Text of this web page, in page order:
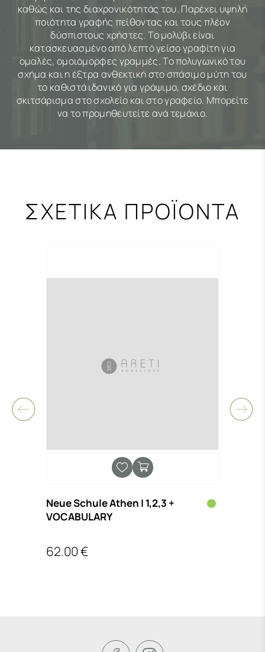
καθώς και της διαχρονικότητάς του. Παρέχει υψηλή
ποιότητα γραφής πείθοντας και τους πλέον
δύσπιστους χρήστες. Το μολύβι είναι
κατασκευασμένο από λεπτό γείσο γραφίτη για
ομαλές, ομοιόμορφες γραμμές. Το πολυγωνικό του
σχήμα και η έξτρα ανθεκτική στο σπάσιμο μύτη του
το καθιστά ιδανικό για γράψιμο, σχέδιο και
σκιτσάρισμα στο σχολείο και στο γραφείο. Μπορείτε
να το προμηθευτείτε ανά τεμάχιο.
ΣΧΕΤΙΚΑ ΠΡΟΪΟΝΤΑ
Neue Schule Athen | 1,2,3 +
VOCABULARY
62.00 €